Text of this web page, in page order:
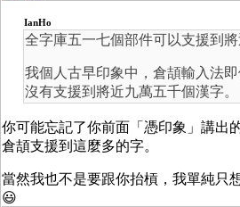
IanHo
全字庫五一七個部件可以支援到將
我個人古早印象中，倉頡輸入法
沒有支援到將近九萬五千個漢字。
你可能忘記了你前面「憑印象」講出
倉頡支援到這麼多的字。
當然我也不是要跟你抬槓，我單純只
😃